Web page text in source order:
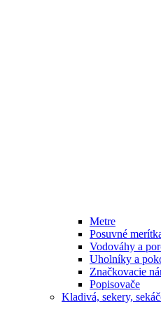
Metre
Posuvné
Vodováhy a
Uholníky a
Značkovacie
Popisovače
Kladivá, sekery,